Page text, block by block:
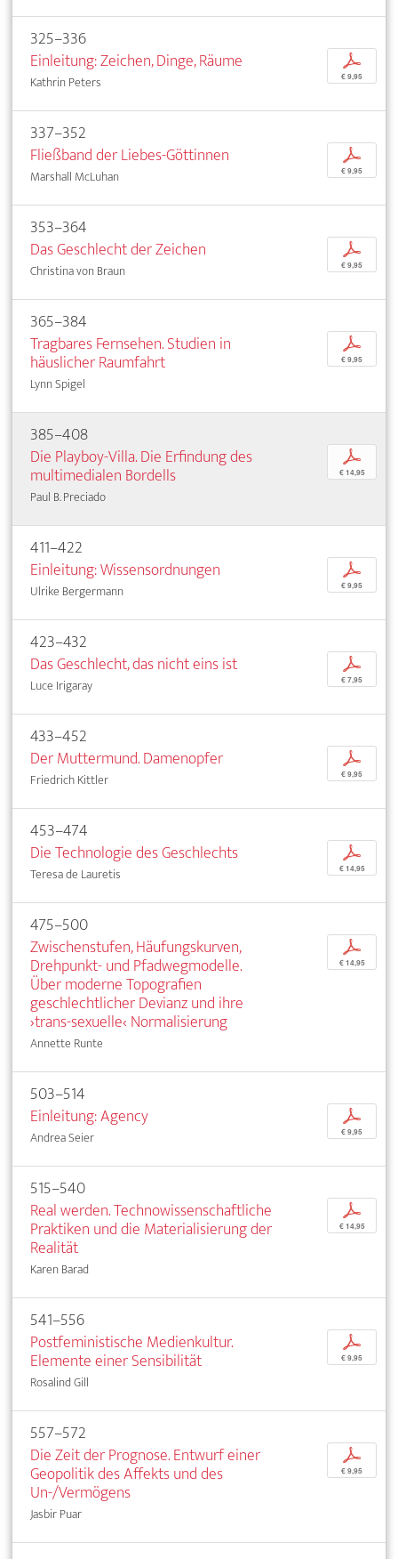
325–336
Einleitung: Zeichen, Dinge, Räume
Kathrin Peters
p
€ 9,95
337–352
Fließband der Liebes-Göttinnen
Marshall McLuhan
p
€ 9,95
353–364
Das Geschlecht der Zeichen
Christina von Braun
p
€ 9,95
365–384
Tragbares Fernsehen. Studien in
häuslicher Raumfahrt
Lynn Spigel
p
€ 9,95
385–408
Die Playboy-Villa. Die Erfindung des
multimedialen Bordells
Paul B. Preciado
p
€ 14,95
411–422
Einleitung: Wissensordnungen
Ulrike Bergermann
p
€ 9,95
423–432
Das Geschlecht, das nicht eins ist
Luce Irigaray
p
€ 7,95
433–452
Der Muttermund. Damenopfer
Friedrich Kittler
p
€ 9,95
453–474
Die Technologie des Geschlechts
Teresa de Lauretis
p
€ 14,95
475–500
Zwischenstufen, Häufungskurven,
Drehpunkt- und Pfadwegmodelle.
Über moderne Topografien
geschlechtlicher Devianz und ihre
›trans-sexuelle‹ Normalisierung
Annette Runte
p
€ 14,95
503–514
Einleitung: Agency
Andrea Seier
p
€ 9,95
515–540
Real werden. Technowissenschaftliche
Praktiken und die Materialisierung der
Realität
Karen Barad
p
€ 14,95
541–556
Postfeministische Medienkultur.
Elemente einer Sensibilität
Rosalind Gill
p
€ 9,95
557–572
Die Zeit der Prognose. Entwurf einer
Geopolitik des Affekts und des
Un-/Vermögens
Jasbir Puar
p
€ 9,95